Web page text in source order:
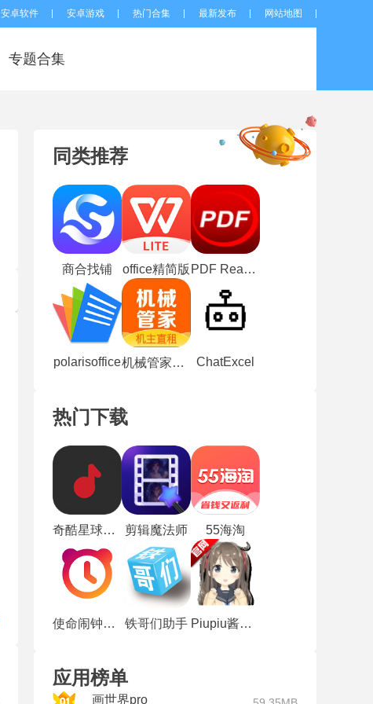
安卓软件 安卓游戏 热门合集 最新发布 网站地图
专题合集
同类推荐
商合找铺 office精简版 PDF Reader旧版本
polarisoffice 机械管家最新版 ChatExcel
热门下载
奇酷星球最新版 剪辑魔法师 55海淘
使命闹钟alarmy 铁哥们助手 Piupiu酱老版本
应用榜单
画世界pro